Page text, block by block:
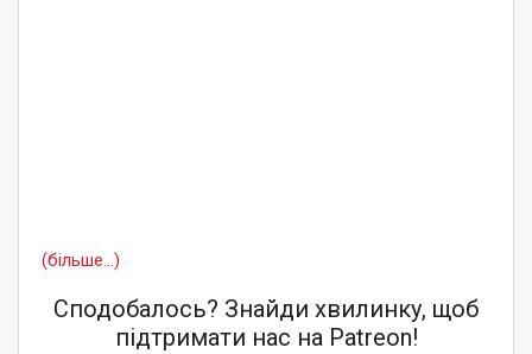
(більше…)
Сподобалось? Знайди хвилинку, щоб
підтримати нас на Patreon!